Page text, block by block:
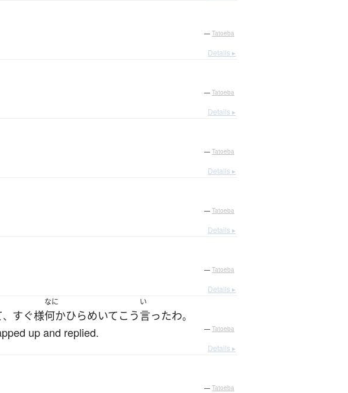
— Tatoeba
Details ▸
— Tatoeba
Details ▸
— Tatoeba
Details ▸
— Tatoeba
Details ▸
— Tatoeba
Details ▸
、 すぐ様
なに
何かひらめいて こう
い
言ったわ。
up and replied. — Tatoeba
Details ▸
— Tatoeba